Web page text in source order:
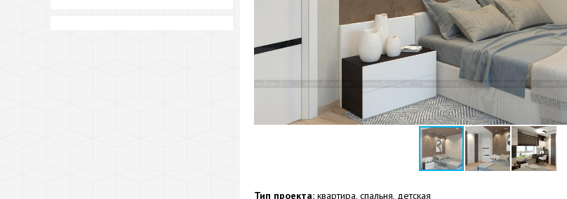
Тип проекта: квартира, спальня, детская